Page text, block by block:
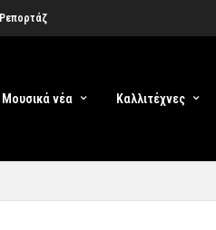
Ρεπορτάζ
Μουσικά νέα Καλλιτέχνες